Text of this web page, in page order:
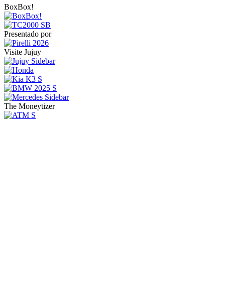
BoxBox!
Presentado por
Visite Jujuy
The Moneytizer